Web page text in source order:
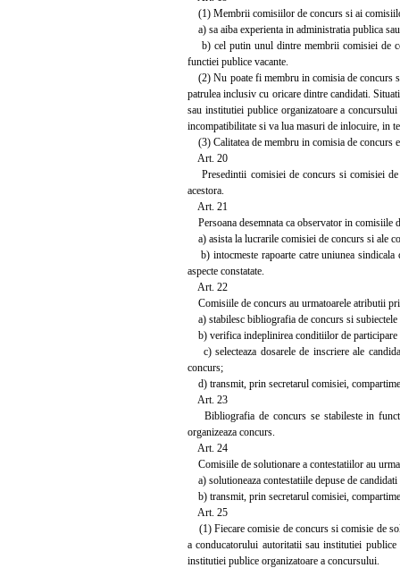
(1) Membrii comisiilor de concurs si ai
a) sa aiba experienta in administratia publica
b) cel putin unul dintre membrii comisiei de
functiei publice vacante.
(2) Nu poate fi membru in comisia de concurs
patrulea inclusiv cu oricare dintre candidati.
sau institutiei publice organizatoare a
incompatibilitate si va lua masuri de inlocuire, in
(3) Calitatea de membru in comisia de concurs
Art. 20
Presedintii comisiei de concurs si comisiei
acestora.
Art. 21
Persoana desemnata ca observator in comisiile
a) asista la lucrarile comisiei de concurs si ale
b) intocmeste rapoarte catre uniunea sindicala
aspecte constatate.
Art. 22
Comisiile de concurs au urmatoarele atributii
a) stabilesc bibliografia de concurs si subiectele
b) verifica indeplinirea conditiilor de participare
c) selecteaza dosarele de inscriere ale
concurs;
d) transmit, prin secretarul comisiei,
Art. 23
Bibliografia de concurs se stabileste in
organizeaza concurs.
Art. 24
Comisiile de solutionare a contestatiilor au
a) solutioneaza contestatiile depuse de
b) transmit, prin secretarul comisiei,
Art. 25
(1) Fiecare comisie de concurs si comisie de
a conducatorului autoritatii sau institutiei
institutiei publice organizatoare a concursului.